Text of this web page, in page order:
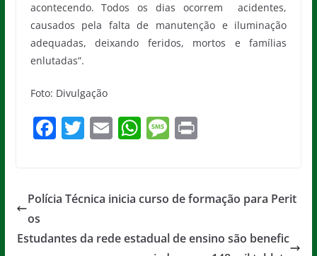
acontecendo. Todos os dias ocorrem acidentes,
causados pela falta de manutenção e iluminação
adequadas, deixando feridos, mortos e famílias
enlutadas”.
Foto: Divulgação
F
e
o
T
er
E
l
W
s
p
M
a
e
Pr
Polícia Técnica inicia curso de formação para Perit
os
Estudantes da rede estadual de ensino são benefic